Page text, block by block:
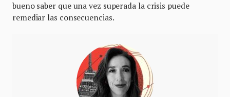
bueno saber que una vez superada la crisis puede
remediar las consecuencias.